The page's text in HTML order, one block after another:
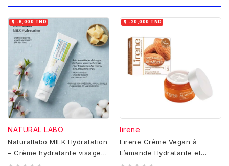
 -6,000 TND
NATURAL LABO
Naturallabo MILK Hydratation
– Crème hydratante visage
main corps SPF 30 – 50ml
 -20,000 TND
lirene
Lirene Crème Vegan à
L’amande Hydratante et
Nutritive, 50g